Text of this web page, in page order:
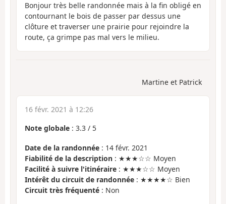
Bonjour très belle randonnée mais à la fin obligé en
contournant le bois de passer par dessus une
clôture et traverser une prairie pour rejoindre la
route, ça grimpe pas mal vers le milieu.
Martine et Patrick
16 févr. 2021 à 12:26
Note globale : 3.3 / 5
Date de la randonnée : 14 févr. 2021
Fiabilité de la description : ★★★☆☆ Moyen
Facilité à suivre l'itinéraire : ★★★☆☆ Moyen
Intérêt du circuit de randonnée : ★★★★☆ Bien
Circuit très fréquenté : Non